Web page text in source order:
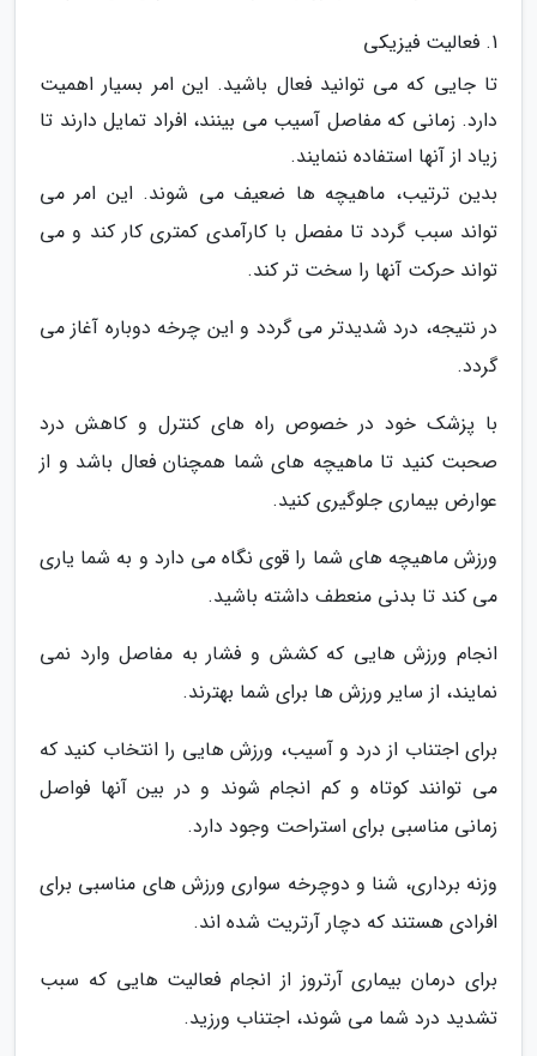
1. فعالیت فیزیکی
تا جایی که می توانید فعال باشید. این امر بسیار اهمیت
دارد. زمانی که مفاصل آسیب می بینند، افراد تمایل دارند تا
زیاد از آنها استفاده ننمایند.
بدین ترتیب، ماهیچه ها ضعیف می شوند. این امر می
تواند سبب گردد تا مفصل با کارآمدی کمتری کار کند و می
تواند حرکت آنها را سخت تر کند.
در نتیجه، درد شدیدتر می گردد و این چرخه دوباره آغاز می
گردد.
با پزشک خود در خصوص راه های کنترل و کاهش درد
صحبت کنید تا ماهیچه های شما همچنان فعال باشد و از
عوارض بیماری جلوگیری کنید.
ورزش ماهیچه های شما را قوی نگاه می دارد و به شما یاری
می کند تا بدنی منعطف داشته باشید.
انجام ورزش هایی که کشش و فشار به مفاصل وارد نمی
نمایند، از سایر ورزش ها برای شما بهترند.
برای اجتناب از درد و آسیب، ورزش هایی را انتخاب کنید که
می توانند کوتاه و کم انجام شوند و در بین آنها فواصل
زمانی مناسبی برای استراحت وجود دارد.
وزنه برداری، شنا و دوچرخه سواری ورزش های مناسبی برای
افرادی هستند که دچار آرتریت شده اند.
برای درمان بیماری آرتروز از انجام فعالیت هایی که سبب
تشدید درد شما می شوند، اجتناب ورزید.